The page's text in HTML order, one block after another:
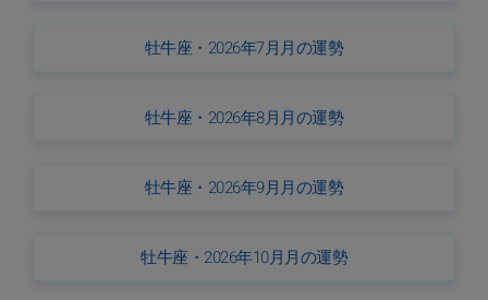
牡牛座・2026年7月月の運勢
牡牛座・2026年8月月の運勢
牡牛座・2026年9月月の運勢
牡牛座・2026年10月月の運勢